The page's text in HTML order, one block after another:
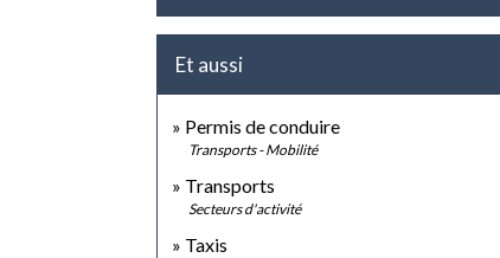
Et aussi
Permis de conduire
Transports - Mobilité
Transports
Secteurs d'activité
Taxis